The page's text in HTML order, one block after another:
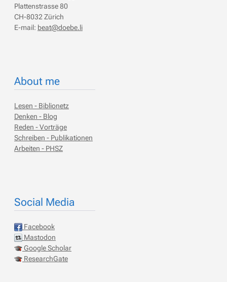
Plattenstrasse 80
CH-8032 Zürich
E-mail: beat@doebe.li
About me
Lesen - Biblionetz
Denken - Blog
Reden - Vorträge
Schreiben - Publikationen
Arbeiten - PHSZ
Social Media
Facebook
Mastodon
Google Scholar
ResearchGate